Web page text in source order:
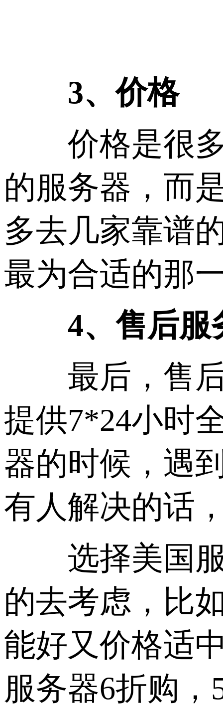
3、价格
价格是很多
的服务器，而
多去几家靠谱
最为合适的那
4、售后服
最后，售后
提供7*24小时
器的时候，遇
有人解决的话
选择美国服
的去考虑，比
能好又价格适
服务器6折购，